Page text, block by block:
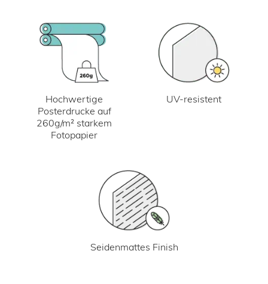
Hochwertige
Posterdrucke auf
260g/m² starkem
Fotopapier
UV-resistent
Seidenmattes Finish